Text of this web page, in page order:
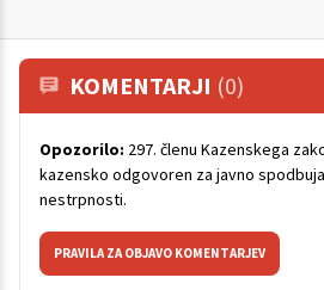
KOMENTARJI (0)
Opozorilo: 297. členu Kazenskega
kazensko odgovoren za javno
nestrpnosti.
PRAVILA ZA OBJAVO KOMENTARJEV